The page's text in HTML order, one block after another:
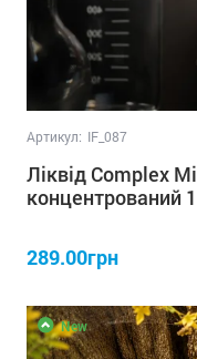
Артикул: IF_087
Ліквід Complex
концентрований
289.00грн
New